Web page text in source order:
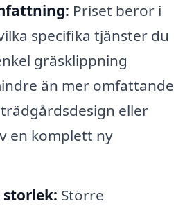
Priset beror i
specifika tjänster du
gräsklippning
än mer omfattande
eller
en komplett ny
storlek: Större